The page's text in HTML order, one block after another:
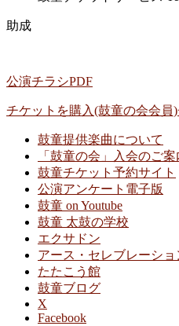
助成
公演チラシPDF
チケットを購入(鼓童の会会員)
鼓童提供楽曲について
「鼓童の会」入会のご案
鼓童チケット予約サイト
公演アンケート電子版
鼓童 on Youtube
鼓童 太鼓の学校
エクサドン
アース・セレブレーショ
たたこう館
鼓童ブログ
X
Facebook